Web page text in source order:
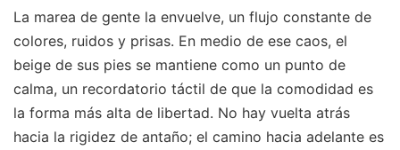
La marea de gente la envuelve, un flujo constante de
colores, ruidos y prisas. En medio de ese caos, el
beige de sus pies se mantiene como un punto de
calma, un recordatorio táctil de que la comodidad es
la forma más alta de libertad. No hay vuelta atrás
hacia la rigidez de antaño; el camino hacia adelante es